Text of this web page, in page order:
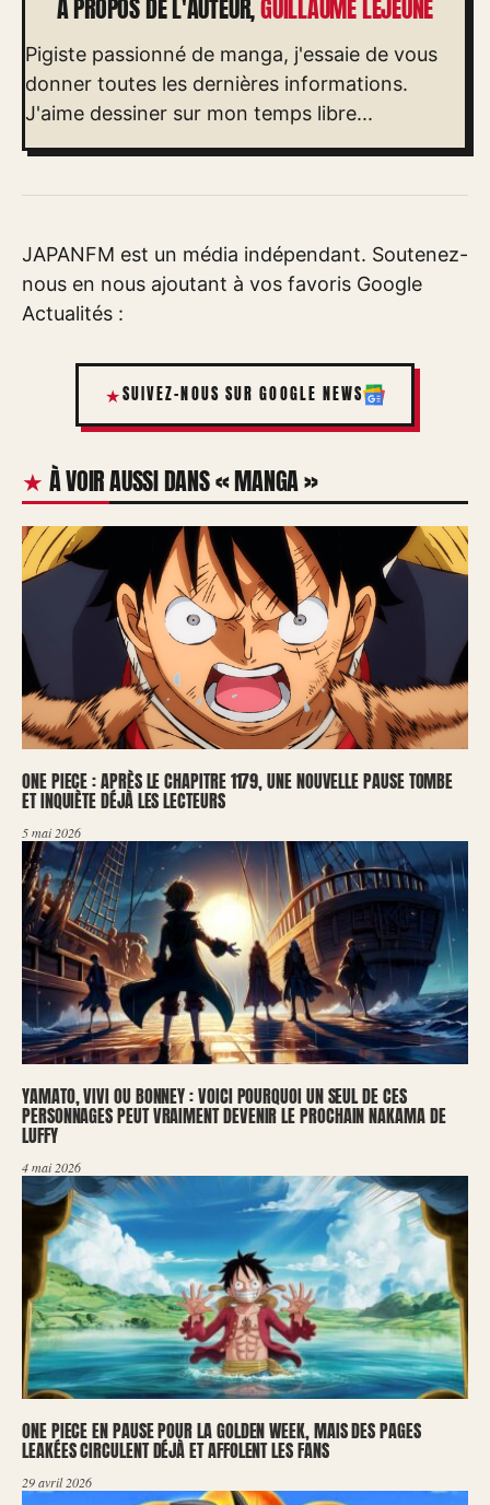
À PROPOS DE L'AUTEUR,GUILLAUME LEJEUNE
Pigiste passionné de manga, j'essaie de vous
donner toutes les dernières informations.
J'aime dessiner sur mon temps libre...
JAPANFM est un média indépendant. Soutenez-
nous en nous ajoutant à vos favoris Google
Actualités :
SUIVEZ-NOUS SUR GOOGLE NEWS
À VOIR AUSSI DANS « MANGA »
ONE PIECE : APRÈS LE CHAPITRE 1179, UNE NOUVELLE PAUSE TOMBE
ET INQUIÈTE DÉJÀ LES LECTEURS
5 mai 2026
YAMATO, VIVI OU BONNEY : VOICI POURQUOI UN SEUL DE CES
PERSONNAGES PEUT VRAIMENT DEVENIR LE PROCHAIN NAKAMA DE
LUFFY
4 mai 2026
ONE PIECE EN PAUSE POUR LA GOLDEN WEEK, MAIS DES PAGES
LEAKÉES CIRCULENT DÉJÀ ET AFFOLENT LES FANS
29 avril 2026